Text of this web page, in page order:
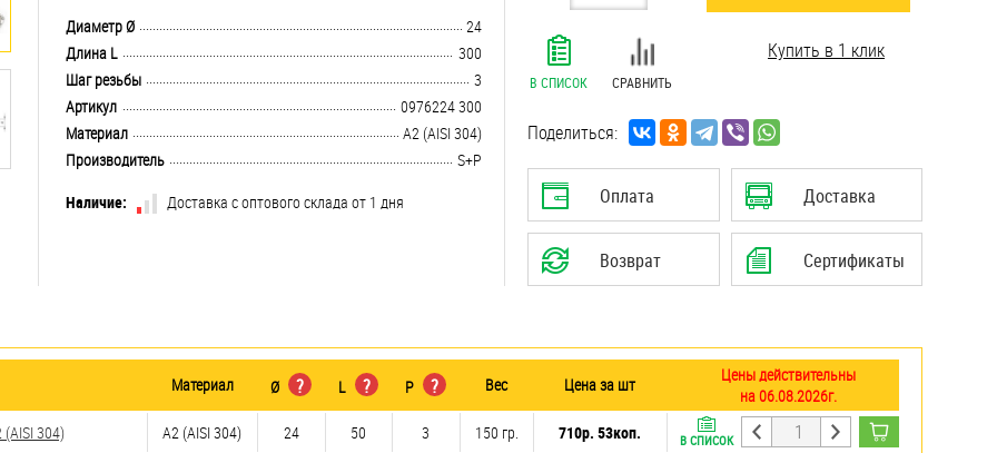
........................................................................................................................................................................................................
Диаметр Ø
24
........................................................................................................................................................................................................
Длина L
300
........................................................................................................................................................................................................
Шаг резьбы
3
........................................................................................................................................................................................................
Артикул
0976224 300
........................................................................................................................................................................................................
Материал
А2 (AISI 304)
........................................................................................................................................................................................................
Производитель
S+P
Наличие:
Доставка с оптового склада от 1 дня
В СПИСОК СРАВНИТЬ
Купить в 1 клик
Поделиться:
Оплата Доставка
Возврат Сертификаты
Материал Ø ? L ? P ? Вес Цена за шт
Цены действительны
на 06.08.2026г.
304)
А2 (AISI 304) 24 50 3 150 гр. 710р. 53коп. В СПИСОК